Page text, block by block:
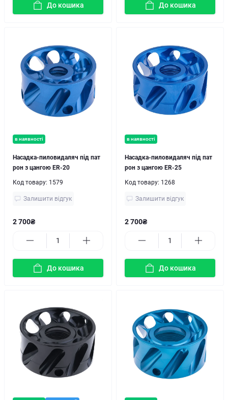
До кошика До кошика
в наявності
Насадка-пиловидаляч під пат
рон з цангою ER-20
Код товару: 1579
Залишити відгук
2 700₴
До кошика
в наявності
Насадка-пиловидаляч під пат
рон з цангою ER-25
Код товару: 1268
Залишити відгук
2 700₴
До кошика